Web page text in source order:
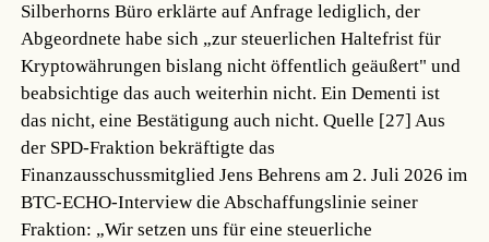
Silberhorns Büro erklärte auf Anfrage lediglich, der
Abgeordnete habe sich „zur steuerlichen Haltefrist für
Kryptowährungen bislang nicht öffentlich geäußert" und
beabsichtige das auch weiterhin nicht. Ein Dementi ist
das nicht, eine Bestätigung auch nicht.Quelle [27] Aus
der SPD-Fraktion bekräftigte das
Finanzausschussmitglied Jens Behrens am 2. Juli 2026 im
BTC-ECHO-Interview die Abschaffungslinie seiner
Fraktion: „Wir setzen uns für eine steuerliche